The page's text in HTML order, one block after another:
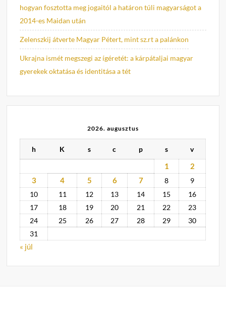
hogyan fosztotta meg jogaitól a határon túli magyarságot a
2014-es Maidan után
Zelenszkij átverte Magyar Pétert, mint sz.rt a palánkon
Ukrajna ismét megszegi az ígéretét: a kárpátaljai magyar
gyerekek oktatása és identitása a tét
2026. augusztus
h K s c p s v
1
2
3
4 5 6 7 8
9
10
11 12 13 14 15
16
17
18 19 20 21 22
23
24
25 26 27 28 29
30
31
« júl